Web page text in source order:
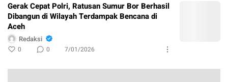
Gerak Cepat Polri, Ratusan Sumur Bor Berhasil
Dibangun di Wilayah Terdampak Bencana di
Aceh
Redaksi
0 0 7/01/2026